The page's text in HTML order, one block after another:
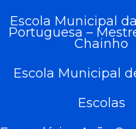
Escola Municipal
Portuguesa –
Chainho
Escola Municipal
Escolas